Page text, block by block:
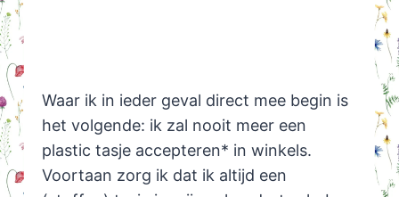
Waar ik in ieder geval direct mee begin is
het volgende: ik zal nooit meer een
plastic tasje accepteren* in winkels.
Voortaan zorg ik dat ik altijd een